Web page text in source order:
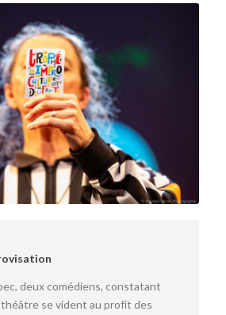
deux comédiens, constatant
se vident au profit des